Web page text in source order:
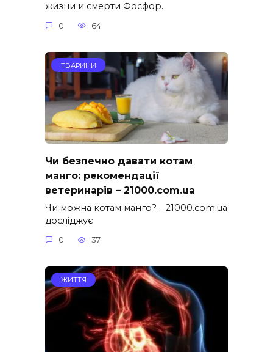
жизни и смерти Фосфор.
0 64
ТВАРИНИ
Чи безпечно давати котам
манго: рекомендації
ветеринарів – 21000.com.ua
Чи можна котам манго? – 21000.com.ua
досліджує
0 37
ЖИТТЯ